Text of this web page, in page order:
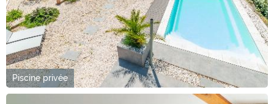
Piscine privée